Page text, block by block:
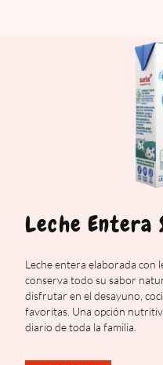
Leche Entera
Leche entera elaborada con
conserva todo su sabor
disfrutar en el desayuno,
favoritas. Una opción
diario de toda la familia.